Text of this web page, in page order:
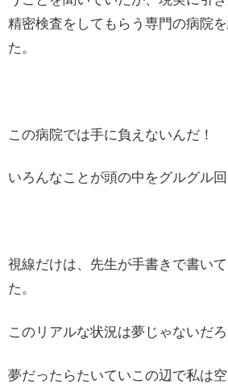
精密検査をしてもらう専門の病院
た。
この病院では手に負えないんだ！
いろんなことが頭の中をグルグル回
視線だけは、先生が手書きで書い
た。
このリアルな状況は夢じゃないだろ
夢だったらたいていこの辺で私は空